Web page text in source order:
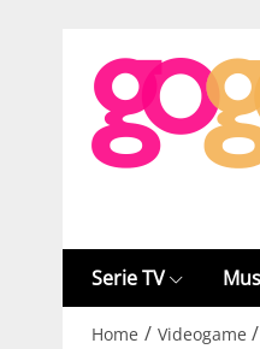
Serie TV
Home / Videogame /